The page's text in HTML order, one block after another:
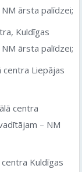
ārsta palīdzei;
Kuldīgas
ārsta palīdzei;
centra Liepājas
centra
– NM
Kuldīgas